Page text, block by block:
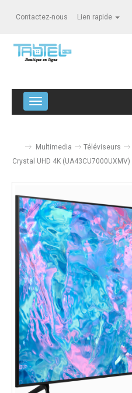
Contactez-nous Lien rapide
Navigation bascule
Multimedia Téléviseurs
Crystal UHD 4K (UA43CU7000UXMV)